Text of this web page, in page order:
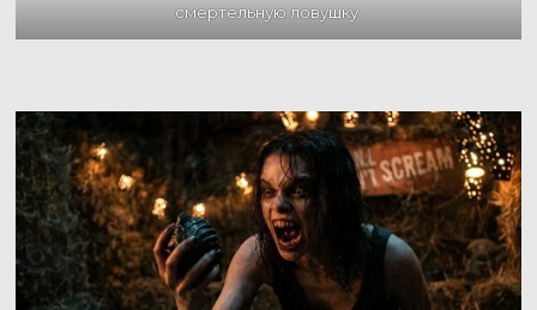
смертельную ловушку.